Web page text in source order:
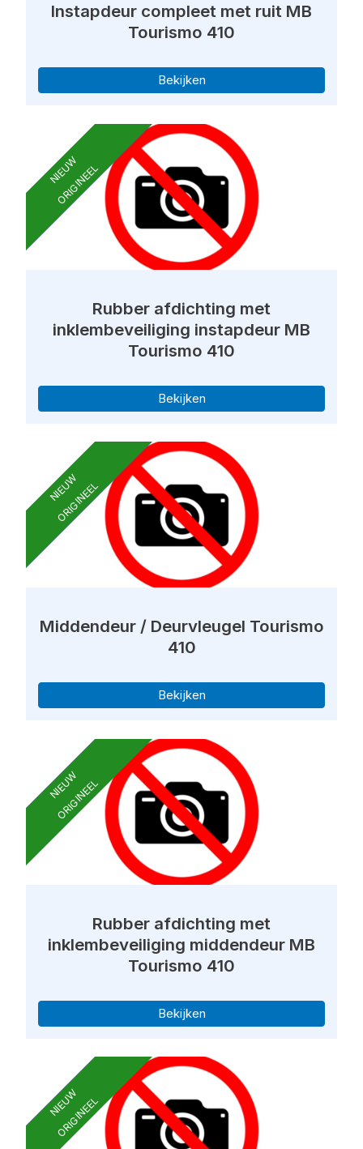
Instapdeur compleet met ruit MB
Tourismo 410
Bekijken
NIEUW
ORIGINEEL
Rubber afdichting met
inklembeveiliging instapdeur MB
Tourismo 410
Bekijken
NIEUW
ORIGINEEL
Middendeur / Deurvleugel Tourismo
410
Bekijken
NIEUW
ORIGINEEL
Rubber afdichting met
inklembeveiliging middendeur MB
Tourismo 410
Bekijken
NIEUW
ORIGINEEL